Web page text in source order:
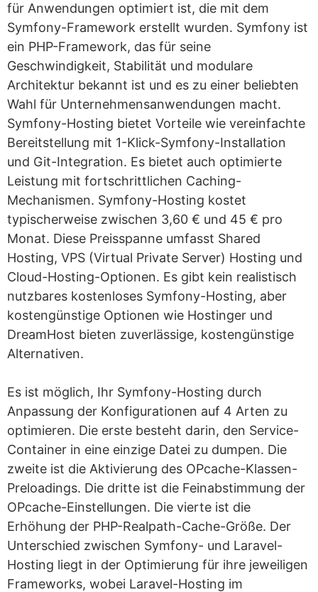
für Anwendungen optimiert ist, die mit dem
Symfony-Framework erstellt wurden. Symfony ist
ein PHP-Framework, das für seine
Geschwindigkeit, Stabilität und modulare
Architektur bekannt ist und es zu einer beliebten
Wahl für Unternehmensanwendungen macht.
Symfony-Hosting bietet Vorteile wie vereinfachte
Bereitstellung mit 1-Klick-Symfony-Installation
und Git-Integration. Es bietet auch optimierte
Leistung mit fortschrittlichen Caching-
Mechanismen. Symfony-Hosting kostet
typischerweise zwischen 3,60 € und 45 € pro
Monat. Diese Preisspanne umfasst Shared
Hosting, VPS (Virtual Private Server) Hosting und
Cloud-Hosting-Optionen. Es gibt kein realistisch
nutzbares kostenloses Symfony-Hosting, aber
kostengünstige Optionen wie Hostinger und
DreamHost bieten zuverlässige, kostengünstige
Alternativen.
Es ist möglich, Ihr Symfony-Hosting durch
Anpassung der Konfigurationen auf 4 Arten zu
optimieren. Die erste besteht darin, den Service-
Container in eine einzige Datei zu dumpen. Die
zweite ist die Aktivierung des OPcache-Klassen-
Preloadings. Die dritte ist die Feinabstimmung der
OPcache-Einstellungen. Die vierte ist die
Erhöhung der PHP-Realpath-Cache-Größe. Der
Unterschied zwischen Symfony- und Laravel-
Hosting liegt in der Optimierung für ihre jeweiligen
Frameworks, wobei Laravel-Hosting im